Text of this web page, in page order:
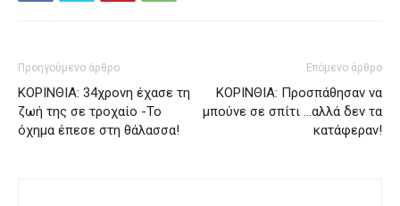
Προηγούμενο άρθρο
ΚΟΡΙΝΘΙΑ: 34χρονη έχασε τη
ζωή της σε τροχαίο -Το
όχημα έπεσε στη θάλασσα!
Επόμενο άρθρο
ΚΟΡΙΝΘΙΑ: Προσπάθησαν να
μπούνε σε σπίτι …αλλά δεν τα
κατάφεραν!